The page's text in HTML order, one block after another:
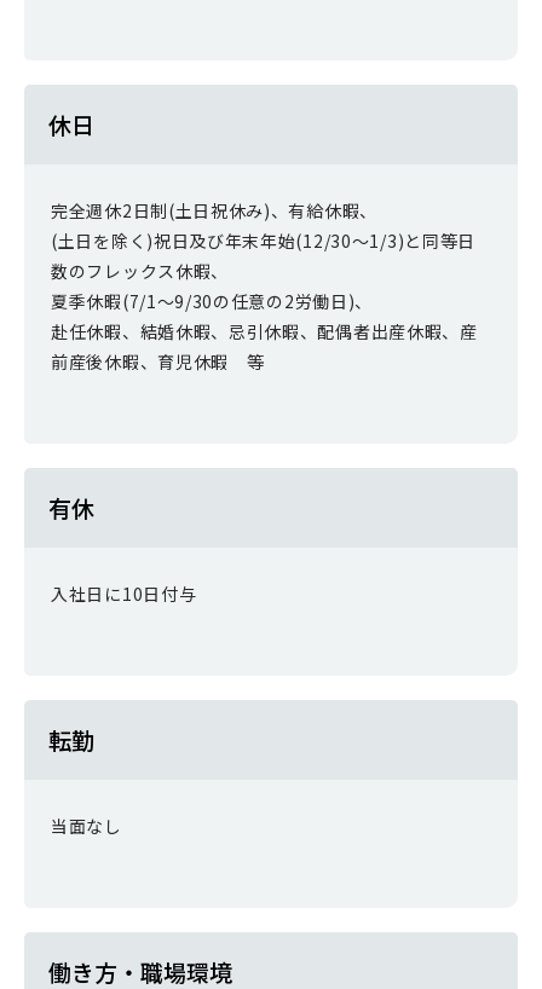
休日
完全週休2日制(土日祝休み)、有給休暇、
(土日を除く)祝日及び年末年始(12/30～1/3)と同等日
数のフレックス休暇、
夏季休暇(7/1～9/30の任意の2労働日)、
赴任休暇、結婚休暇、忌引休暇、配偶者出産休暇、産
前産後休暇、育児休暇 等
有休
入社日に10日付与
転勤
当面なし
働き方・職場環境